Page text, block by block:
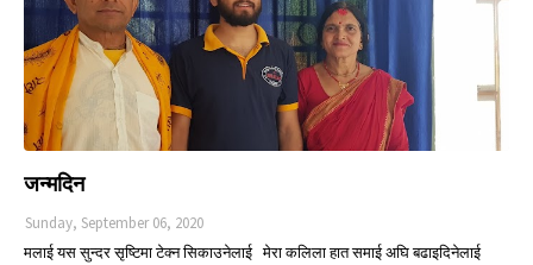
जन्मदिन
Sunday, September 06, 2020
मलाई यस सुन्दर सृष्टिमा टेक्न सिकाउनेलाई मेरा कलिला हात समाई अघि बढाइदिनेलाई